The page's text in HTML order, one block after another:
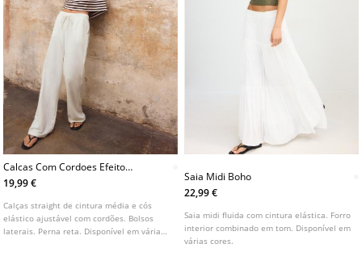
Calcas Com Cordoes Efeito
Linho
19,99 €
Calças straight de cintura média e cós
elástico ajustável com cordões. Bolsos
laterais. Perna reta. Disponível em várias
Saia Midi Boho
22,99 €
Saia midi fluida com cintura elástica. Forro
interior combinado em tom. Disponível em
várias cores.